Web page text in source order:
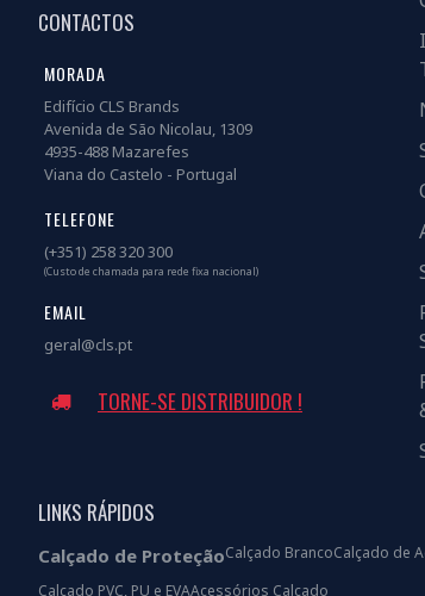
CONTACTOS
MORADA
Edifício CLS Brands
Avenida de São Nicolau, 1309
4935-488 Mazarefes
Viana do Castelo - Portugal
TELEFONE
(+351) 258 320 300
(Custo de chamada para rede fixa nacional)
EMAIL
geral@cls.pt
TORNE-SE DISTRIBUIDOR !
LINKS RÁPIDOS
Calçado de ProteçãoCalçado BrancoCalçado de
Calçado PVC, PU e EVAAcessórios Calçado